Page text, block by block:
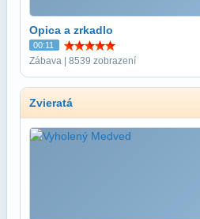
Opica a zrkadlo
00:11
Zábava | 8539 zobrazení
Zvieratá